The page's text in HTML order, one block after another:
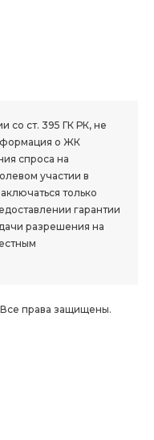
со ст. 395 ГК РК, не
о ЖК
спроса на
участии в
только
гарантии
разрешения на
права защищены.